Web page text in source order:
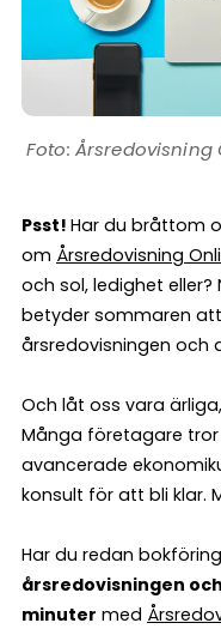
Årsredovisning
Psst! Har du bråttom
om Årsredovisning
och sol, ledighet
betyder sommaren
årsredovisningen och
Och låt oss vara
Många företagare
avancerade
konsult för att bli klar.
Har du redan
årsredovisningen
minuter med